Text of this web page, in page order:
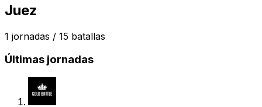
Juez
1 jornadas / 15 batallas
Últimas jornadas